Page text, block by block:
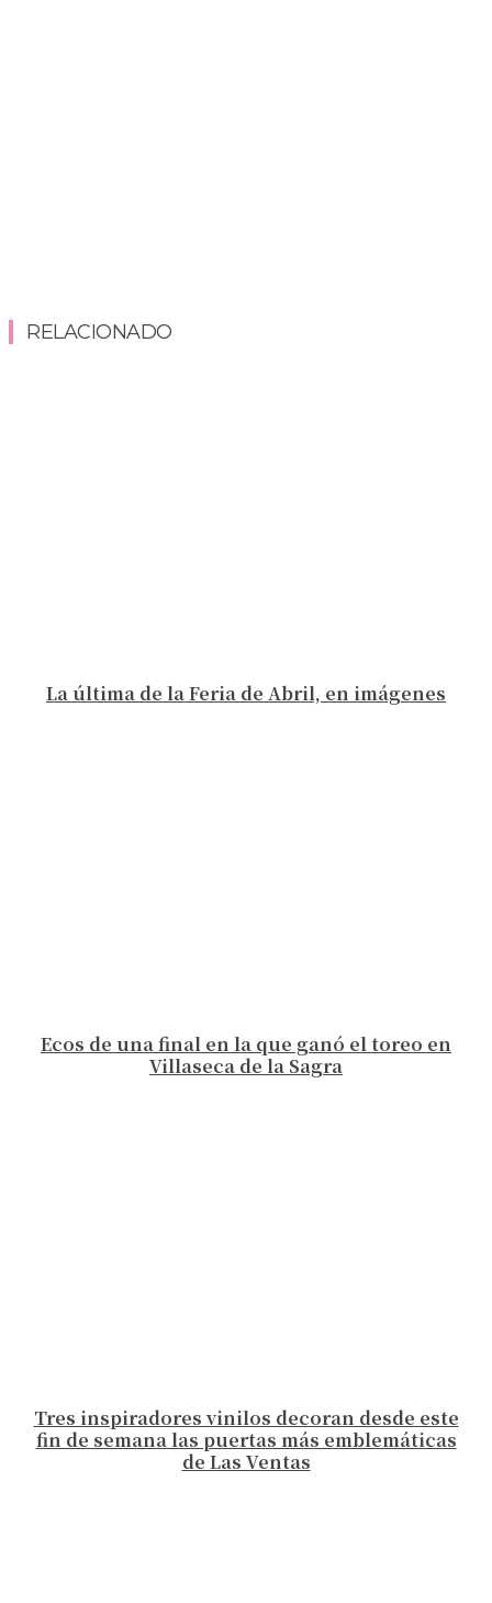
RELACIONADO
La última de la Feria de Abril, en imágenes
Ecos de una final en la que ganó el toreo en
Villaseca de la Sagra
Tres inspiradores vinilos decoran desde este
fin de semana las puertas más emblemáticas
de Las Ventas